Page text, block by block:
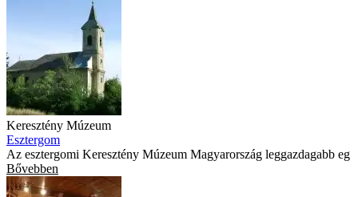
Keresztény Múzeum
Esztergom
Az esztergomi Keresztény Múzeum Magyarország leggazdagabb eg
Bővebben